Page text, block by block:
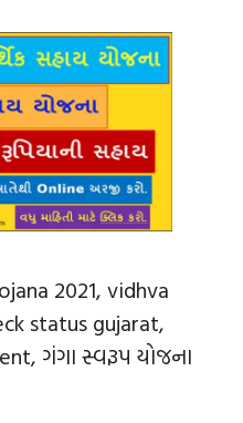
2021, vidhva
status gujarat,
ગંગા સ્વરૂપ યોજના